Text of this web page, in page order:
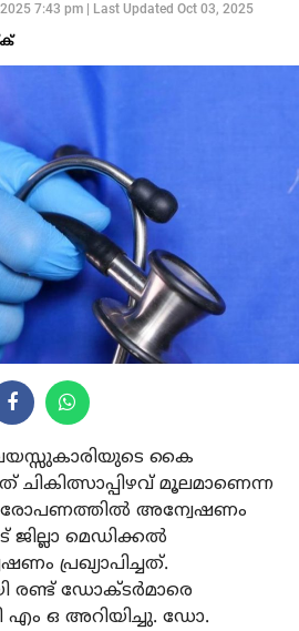
7:43 pm| Last Updated Oct 03, 2025
കൈ
ചികിത്സാപ്പിഴവ് മൂലമാണെന്ന
അന്വേഷണം
ജില്ലാ മെഡിക്കല്‍
പ്രഖ്യാപിച്ചത്.
രണ്ട് ഡോക്ടര്‍മാരെ
എം ഒ അറിയിച്ചു. ഡോ.